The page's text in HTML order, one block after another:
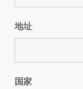
地址
国家